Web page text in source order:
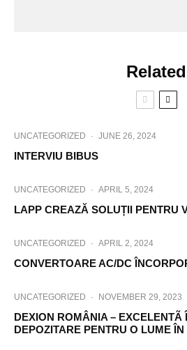
Related
UNCATEGORIZED · JUNE 26, 2024
INTERVIU BIBUS
UNCATEGORIZED · APRIL 5, 2024
LAPP CREAZĂ SOLUȚII PENTRU
UNCATEGORIZED · APRIL 2, 2024
CONVERTOARE AC/DC
UNCATEGORIZED · NOVEMBER 29, 2023
DEXION ROMÂNIA – EXCELENTÃ
DEPOZITARE PENTRU O LUME